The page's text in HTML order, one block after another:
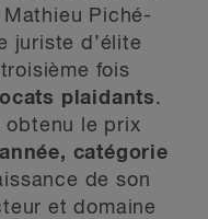
Piché-
juriste d’élite
fois
plaidants.
obtenu le prix
catégorie
de son
et domaine